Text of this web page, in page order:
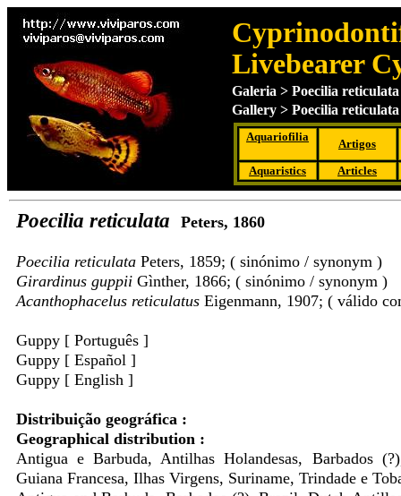
Livebearer
Galeria > Poecilia
Gallery > Poecilia
Aquariofilia
Artigos
Aquaristics
Articles
Poecilia reticulata Peters, 1860
Poecilia reticulata Peters, 1859; ( sinónimo / synonym )
Girardinus guppii Gìnther, 1866; ( sinónimo / synonym )
Acanthophacelus reticulatus Eigenmann, 1907; ( válido
Guppy [ Português ]
Guppy [ Español ]
Guppy [ English ]
Distribuição geográfica :
Geographical distribution :
Antigua e Barbuda, Antilhas Holandesas, Barbados
Guiana Francesa, Ilhas Virgens, Suriname, Trindade e